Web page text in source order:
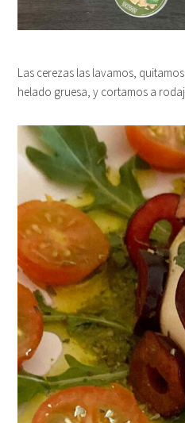
Las cerezas las lavamos,
helado gruesa, y cortamos a